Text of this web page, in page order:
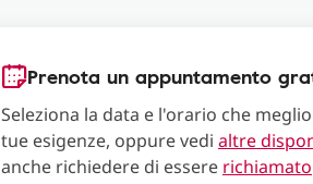
Prenota un appuntamento
Seleziona la data e l'orario che
tue esigenze, oppure vedi altre
anche richiedere di essere richiamato